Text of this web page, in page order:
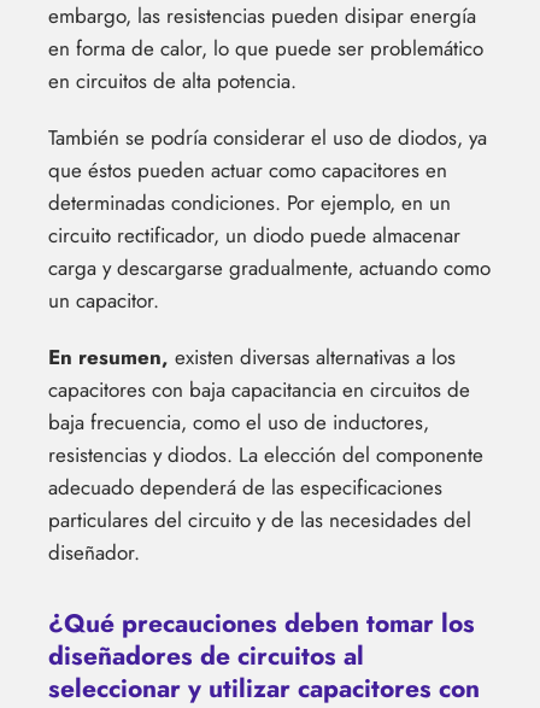
embargo, las resistencias pueden disipar energía
en forma de calor, lo que puede ser problemático
en circuitos de alta potencia.
También se podría considerar el uso de diodos, ya
que éstos pueden actuar como capacitores en
determinadas condiciones. Por ejemplo, en un
circuito rectificador, un diodo puede almacenar
carga y descargarse gradualmente, actuando como
un capacitor.
En resumen, existen diversas alternativas a los
capacitores con baja capacitancia en circuitos de
baja frecuencia, como el uso de inductores,
resistencias y diodos. La elección del componente
adecuado dependerá de las especificaciones
particulares del circuito y de las necesidades del
diseñador.
¿Qué precauciones deben tomar los
diseñadores de circuitos al
seleccionar y utilizar capacitores con